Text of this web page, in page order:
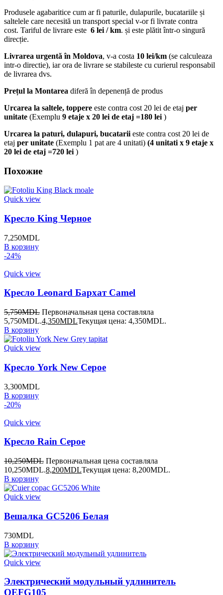
Produsele agabaritice cum ar fi paturile, dulapurile, bucatariile și
saltelele care necesită un transport special v-or fi livrate contra
cost. Tariful de livrare este 6 lei / km. și este plătit într-o singură
direcție.
Livrarea urgentă în Moldova, v-a costa 10 lei/km (se calculeaza
intr-o directie), iar ora de livrare se stabileste cu curierul responsabil
de livrarea dvs.
Prețul la Montarea diferă în depenență de produs
Urcarea la saltele, toppere este contra cost 20 lei de etaj per
unitate (Exemplu 9 etaje x 20 lei de etaj =180 lei )
Urcarea la paturi, dulapuri, bucatarii este contra cost 20 lei de
etaj per unitate (Exemplu 1 pat are 4 unitati) (4 unitati x 9 etaje x
20 lei de etaj =720 lei )
Похожие
Quick view
Кресло King Черное
7,250MDL
В корзину
-24%
Quick view
Кресло Leonard Бархат Camel
5,750MDL Первоначальная цена составляла
5,750MDL.4,350MDLТекущая цена: 4,350MDL.
В корзину
Quick view
Кресло York New Серое
3,300MDL
В корзину
-20%
Quick view
Кресло Rain Серое
10,250MDL Первоначальная цена составляла
10,250MDL.8,200MDLТекущая цена: 8,200MDL.
В корзину
Quick view
Вешалка GC5206 Белая
730MDL
В корзину
Quick view
Электрический модульный удлинитель
OEFG105